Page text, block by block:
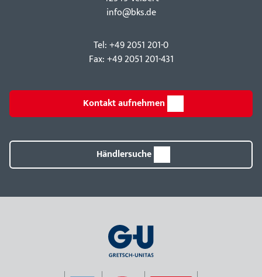
info@bks.de
Tel: +49 2051 201-0
Fax: +49 2051 201-431
Kontakt aufnehmen
Händlersuche